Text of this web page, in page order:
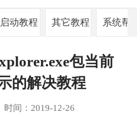
动教程 其它教程 系统帮
包当前
的解决教程
时间：2019-12-26